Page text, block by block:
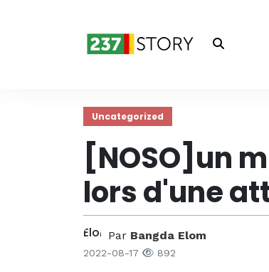
Uncategorized
[NOSO]un
lors d'une
Par Bangda Elom
2022-08-17 892